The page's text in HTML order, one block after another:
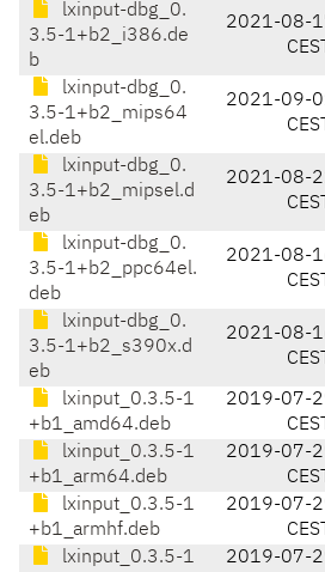
lxinput-dbg_0.
3.5-1+b2_i386.de
b
2021-08-
CEST
lxinput-dbg_0.
3.5-1+b2_mips64
el.deb
2021-09-
CEST
lxinput-dbg_0.
3.5-1+b2_mipsel.d
eb
2021-08-
CEST
lxinput-dbg_0.
3.5-1+b2_ppc64el.
deb
2021-08-
CEST
lxinput-dbg_0.
3.5-1+b2_s390x.d
eb
2021-08-
CEST
lxinput_0.3.5-1
+b1_amd64.deb
2019-07-
CEST
lxinput_0.3.5-1
+b1_arm64.deb
2019-07-
CEST
lxinput_0.3.5-1
+b1_armhf.deb
2019-07-
CEST
lxinput_0.3.5-1
2019-07-